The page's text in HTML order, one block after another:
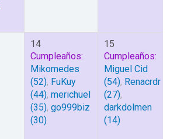
14
Cumpleaños:
Mikomedes
(52), FuKuy
(44), merichuel
(35), go999biz
(30)
15
Cumpleaños:
Miguel Cid
(54), Renacrdr
(27),
darkdolmen
(14)